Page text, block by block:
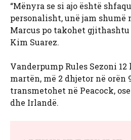
“Mënyra se si ajo është
personalisht, unë jam shumë
Marcus po takohet gjithashtu
Kim Suarez.
Vanderpump Rules Sezoni
martën, më 2 dhjetor në orën
transmetohet në Peacock,
dhe Irlandë.